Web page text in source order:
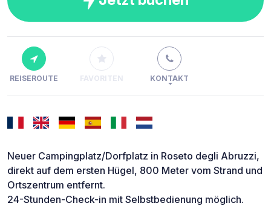
REISEROUTE FAVORITEN KONTAKT
Neuer Campingplatz/Dorfplatz in Roseto degli Abruzzi,
direkt auf dem ersten Hügel, 800 Meter vom Strand und
Ortszentrum entfernt.
24-Stunden-Check-in mit Selbstbedienung möglich.